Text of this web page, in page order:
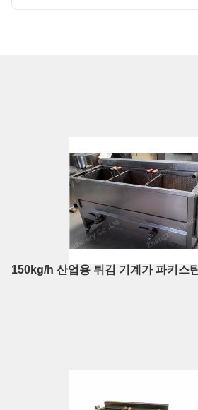
150kg/h 산업용 튀김 기계가 파키스